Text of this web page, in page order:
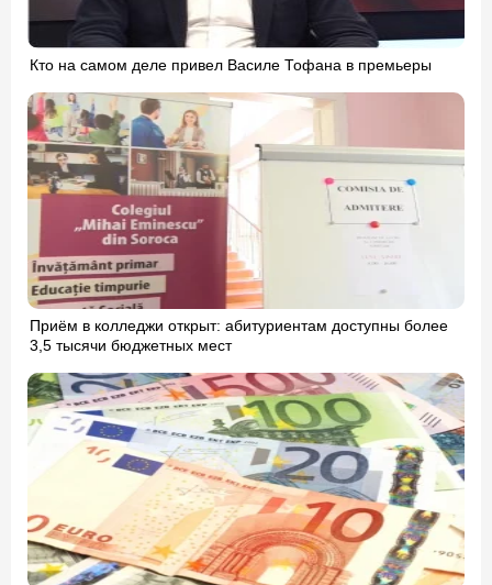
Кто на самом деле привел Василе Тофана в премьеры
Приём в колледжи открыт: абитуриентам доступны более
3,5 тысячи бюджетных мест